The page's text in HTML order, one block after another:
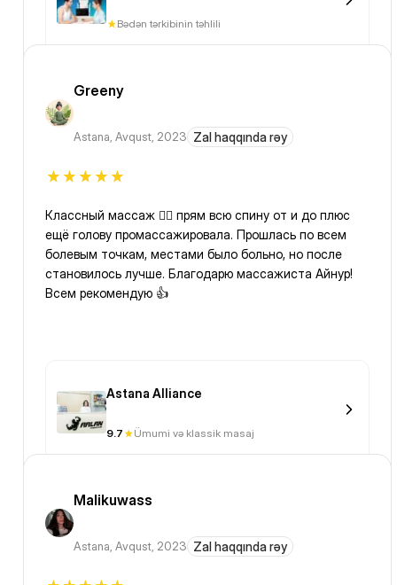
Bədən tərkibinin təhlili
Greeny
Astana, Avqust, 2023 Zal haqqında rəy
Классный массаж 💆‍♀️ прям всю спину от и до плюс
ещё голову промассажировала. Прошлась по всем
болевым точкам, местами было больно, но после
становилось лучше. Благодарю массажиста Айнур!
Всем рекомендую 👍
Astana Alliance
9.7 Ümumi və klassik masaj
Malikuwass
Astana, Avqust, 2023 Zal haqqında rəy